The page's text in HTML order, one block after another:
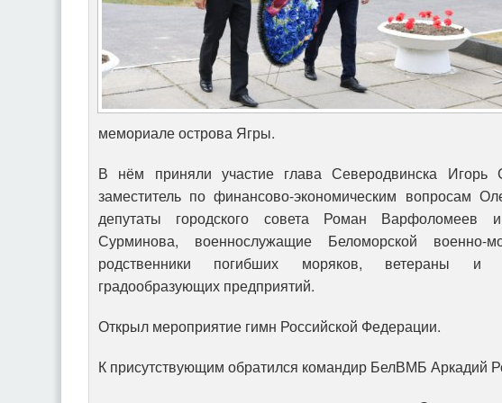
мемориале острова Ягры.
В нём приняли участие глава Северодвинска Игорь
заместитель по финансово-экономическим вопросам
депутаты городского совета Роман Варфоломеев
Сурминова, военнослужащие Беломорской военно-
родственники погибших моряков, ветераны и
градообразующих предприятий.
Открыл мероприятие гимн Российской Федерации.
К присутствующим обратился командир БелВМБ Аркадий